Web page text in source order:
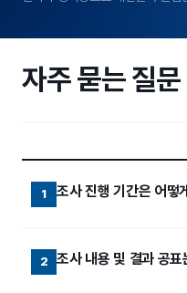
자주 묻는 질문
1 조사 진행 기간은 어떻
2 조사 내용 및 결과 공